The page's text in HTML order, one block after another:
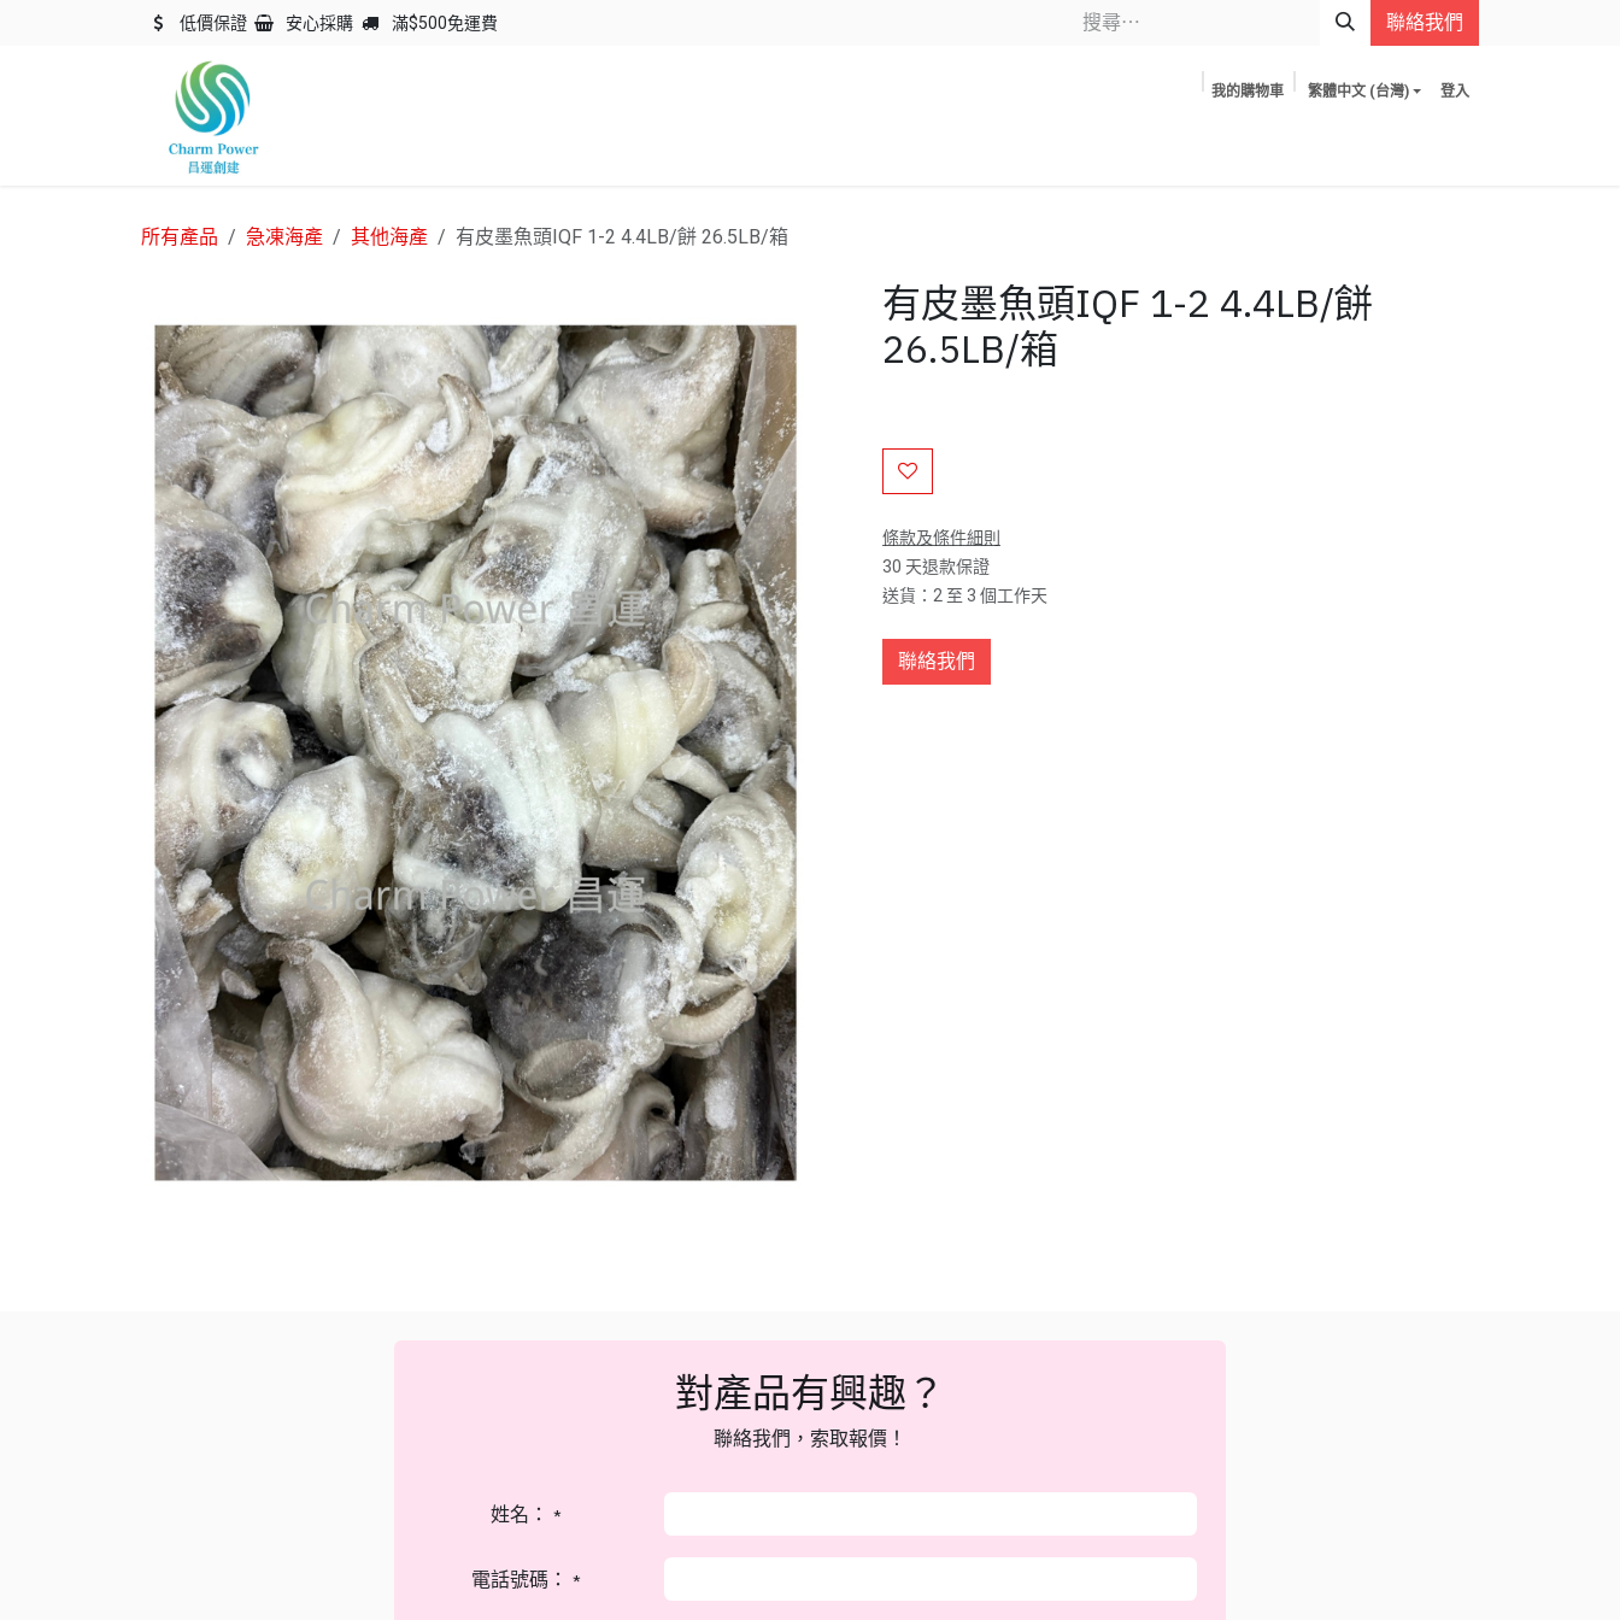
低價保證 安心採購 滿$500免運費 聯絡我們
我的購物車 繁體中文 (台灣) 登入
所有產品 急凍海產 其他海產 有皮墨魚頭IQF 1-2 4.4LB/餅 26.5LB/箱
有皮墨魚頭IQF 1-2 4.4LB/餅
26.5LB/箱
條款及條件細則
30 天退款保證
送貨：2 至 3 個工作天
聯絡我們
對產品有興趣？
聯絡我們，索取報價！
姓名： *
電話號碼： *